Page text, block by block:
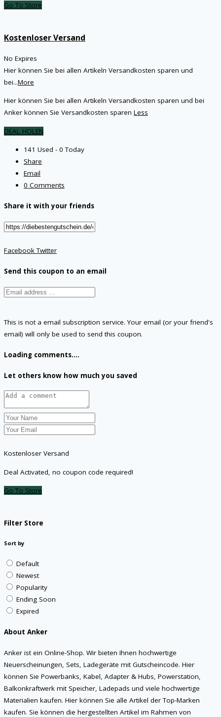
Go To Store
Kostenloser Versand
No Expires
Hier können Sie bei allen Artikeln Versandkosten sparen und
bei...More
Hier können Sie bei allen Artikeln Versandkosten sparen und bei
Anker können Sie Versandkosten sparen Less
DEAL HOLEN
141 Used - 0 Today
Share
Email
0 Comments
Share it with your friends
FacebookTwitter
Send this coupon to an email
This is not a email subscription service. Your email (or your friend's
email) will only be used to send this coupon.
Loading comments....
Let others know how much you saved
Kostenloser Versand
Deal Activated, no coupon code required!
Go To Store
Filter Store
Sort by
Default
Newest
Popularity
Ending Soon
Expired
About Anker
Anker ist ein Online-Shop. Wir bieten Ihnen hochwertige
Neuerscheinungen, Sets, Ladegeräte mit Gutscheincode. Hier
können Sie Powerbanks, Kabel, Adapter & Hubs, Powerstation,
Balkonkraftwerk mit Speicher, Ladepads und viele hochwertige
Materialien kaufen. Hier können Sie alle Artikel der Top-Marken
kaufen. Sie können die hergestellten Artikel im Rahmen von